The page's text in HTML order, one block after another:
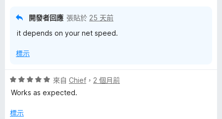
w
n
o
開發者回應 張貼於 25 天前
it depends on your net speed.
標示
評
價
分
來自 Chief ， 2 個月前
Works as expected.
標示